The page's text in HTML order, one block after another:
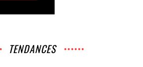
TENDANCES